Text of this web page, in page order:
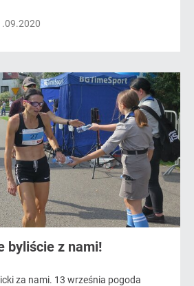
byliście z nami!
za nami. 13 września pogoda